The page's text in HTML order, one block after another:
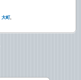
大町,